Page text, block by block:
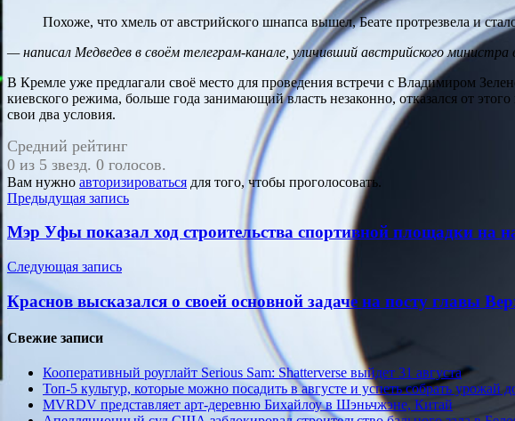
Похоже, что хмель от австрийского шнапса вышел, Беате протрезвела и
— написал Медведев в своём телеграм-канале, уличивший австрийского
В Кремле уже предлагали своё место для проведения встречи с Владимиром
киевского режима, больше года занимающий власть незаконно, отказался от
свои два условия.
Средний рейтинг
0 из 5 звезд. 0 голосов.
Вам нужно авторизироваться для того, чтобы проголосовать.
Навигация
по
записям
Предыдущая запись
Мэр Уфы показал ход строительства спортивной площадки на
Следующая запись
Краснов высказался о своей основной задаче на посту главы
Свежие записи
Кооперативный роуглайт Serious Sam: Shatterverse выйдет 31 августа
Топ-5 культур, которые можно посадить в августе и успеть собрать урожай
MVRDV представляет арт-деревню Бихайлоу в Шэньчжэне, Китай